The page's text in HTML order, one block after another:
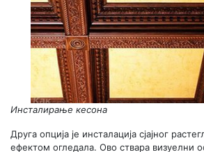
Инсталирање кесона
Друга опција је инсталација сјајног
ефектом огледала. Ово ствара визуелни